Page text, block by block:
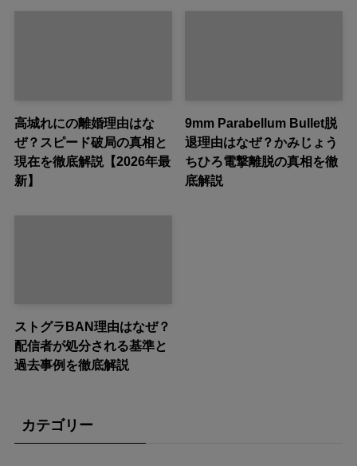
高城れにの離婚理由はな
ぜ？スピード破局の真相と
現在を徹底解説【2026年最
新】
9mm Parabellum Bullet脱
退理由はなぜ？かみじょう
ちひろ電撃離脱の真相を徹
底解説
ストグラBAN理由はなぜ？
配信者が処分される基準と
過去事例を徹底解説
カテゴリー